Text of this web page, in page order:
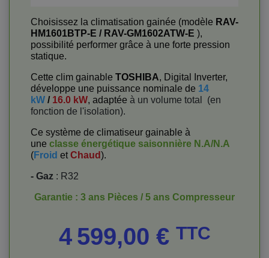
Choisissez la climatisation gainée (modèle RAV-
HM1601BTP-E / RAV-GM1602ATW-E ),
possibilité performer grâce à une forte pression
statique.
Cette clim gainable TOSHIBA, Digital Inverter,
développe une puissance nominale de 14
kW / 16.0 kW, adaptée à un volume total
(en
fonction de l'isolation).
Ce système de climatiseur gainable à
une classe énergétique saisonnière N.A/N.A
(Froid et Chaud).
- Gaz : R32
Garantie : 3 ans Pièces / 5 ans Compresseur
4 599,00 € TTC